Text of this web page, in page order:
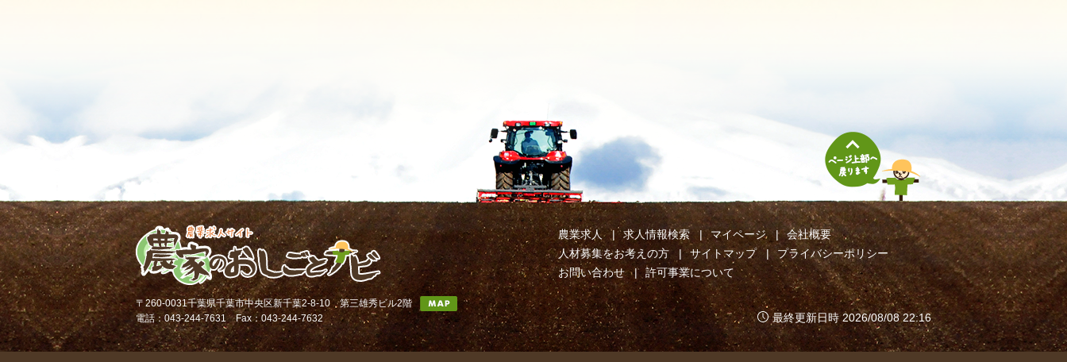
〒260-0031千葉県千葉市中央区新千葉2-8-10 第三雄秀ビル2階
電話：043-244-7631 Fax：043-244-7632
農業求人 求人情報検索 マイページ
会社概要
人材募集をお考えの方
サイトマップ
プライバシーポリシー
お問い合わせ
許可事業について
最終更新日時 2026/08/08 22:16